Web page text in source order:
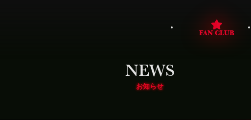
FAN CLUB
NEWS
お知らせ